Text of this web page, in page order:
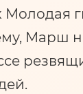
Молодая
Марш